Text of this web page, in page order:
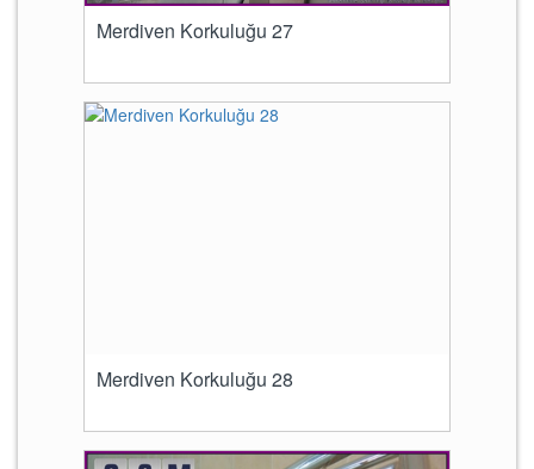
Merdiven Korkuluğu 27
Merdiven Korkuluğu 28